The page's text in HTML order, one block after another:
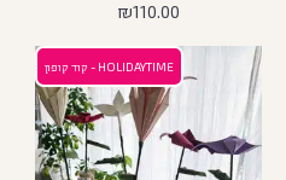
₪110.00
HOLIDAYTIME - קוד קופון